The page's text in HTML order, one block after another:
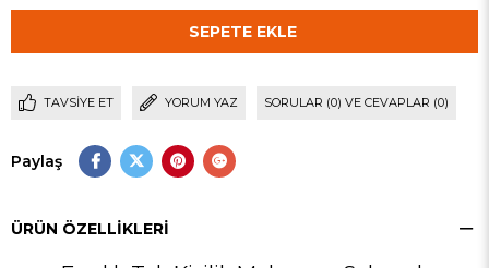
TAVSIYE ET YORUM YAZ SORULAR (0) VE CEVAPLAR (0)
Paylaş
ÜRÜN ÖZELLIKLERI